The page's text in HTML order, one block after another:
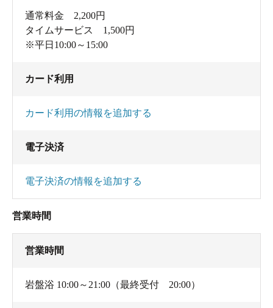
通常料金 2,200円
タイムサービス 1,500円
※平日10:00～15:00
カード利用
カード利用の情報を追加する
電子決済
電子決済の情報を追加する
営業時間
営業時間
岩盤浴 10:00～21:00（最終受付 20:00）